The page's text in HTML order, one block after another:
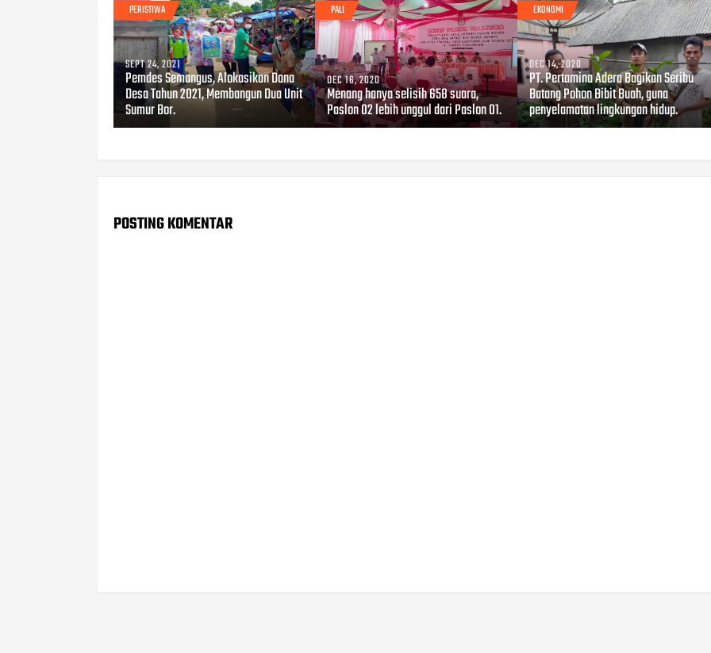
PERISTIWA
SEPT 24, 2021
Pemdes Semangus, Alokasikan Dana
Desa Tahun 2021, Membangun Dua Unit
Sumur Bor.
PALI
DEC 16, 2020
Menang hanya selisih 658 suara,
Paslon 02 lebih unggul dari Paslon 01.
EKONOMI
DEC 14, 2020
PT. Pertamina Adera Bagikan Seribu
Batang Pohon Bibit Buah, guna
penyelamatan lingkungan hidup.
POSTING KOMENTAR